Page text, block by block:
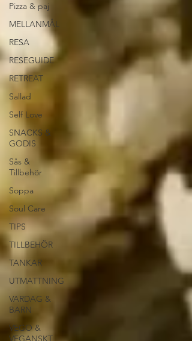
Pizza & paj
MELLANMÅL
RESA
RESEGUIDE
RETREAT
Sallad
Self Love
SNACKS &
GODIS
Sås &
Tillbehör
Soppa
Soul Care
TIPS
TILLBEHÖR
TANKAR
UTMATTNING
VARDAG &
BARN
VEGO &
VEGANSKT